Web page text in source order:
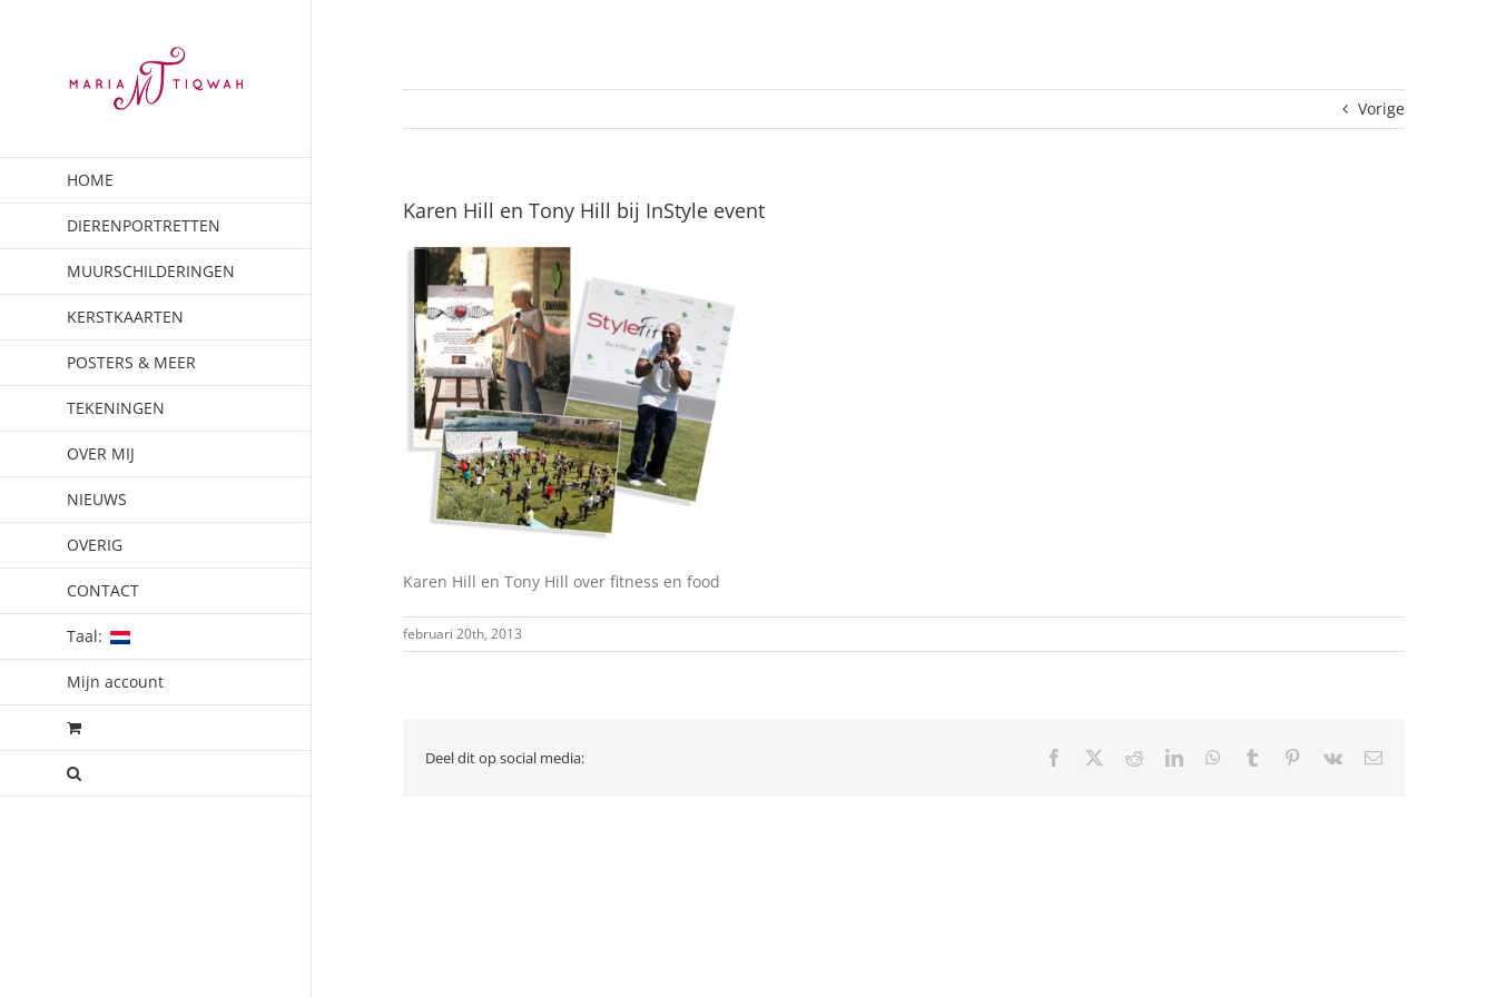
HOME
DIERENPORTRETTEN
MUURSCHILDERINGEN
KERSTKAARTEN
POSTERS & MEER
TEKENINGEN
OVER MIJ
NIEUWS
OVERIG
CONTACT
Taal:
Mijn account
Vorige
Karen Hill en Tony Hill bij InStyle event
Karen Hill en Tony Hill over fitness en food
februari 20th, 2013
Deel dit op social media: Facebook RedditLinkedInWhatsApp
Tumblr Pinterest
Vk
E-